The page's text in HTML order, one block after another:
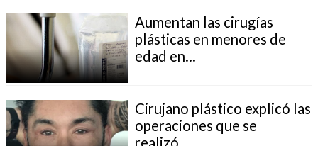
Aumentan las cirugías
plásticas en menores de
edad en...
Cirujano plástico explicó las
operaciones que se
realizó...